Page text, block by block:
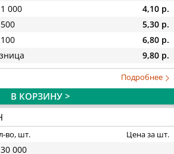
000
4,10 р.
5,30 р.
6,80 р.
9,80 р.
Подробнее
В КОРЗИНУ >
во, шт. Цена за шт.
000